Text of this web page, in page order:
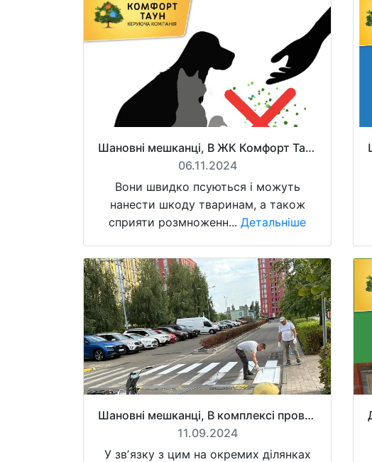
Шановні мешканці, В ЖК Комфорт Таун забороняється залишати на території продукти для годівлі тварин та птахів
06.11.2024
Вони швидко псуються і можуть
нанести шкоду тваринам, а також
сприяти розмноженн... Детальніше
Шановні мешканці, В комплексі проводяться роботи з нанесення розмітки дорожнього покриття
11.09.2024
У звʼязку з цим на окремих ділянках